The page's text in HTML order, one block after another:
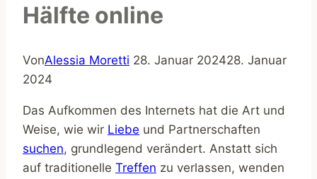
Hälfte online
VonAlessia Moretti 28. Januar 202428. Januar
2024
Das Aufkommen des Internets hat die Art und
Weise, wie wir Liebe und Partnerschaften
suchen, grundlegend verändert. Anstatt sich
auf traditionelle Treffen zu verlassen, wenden